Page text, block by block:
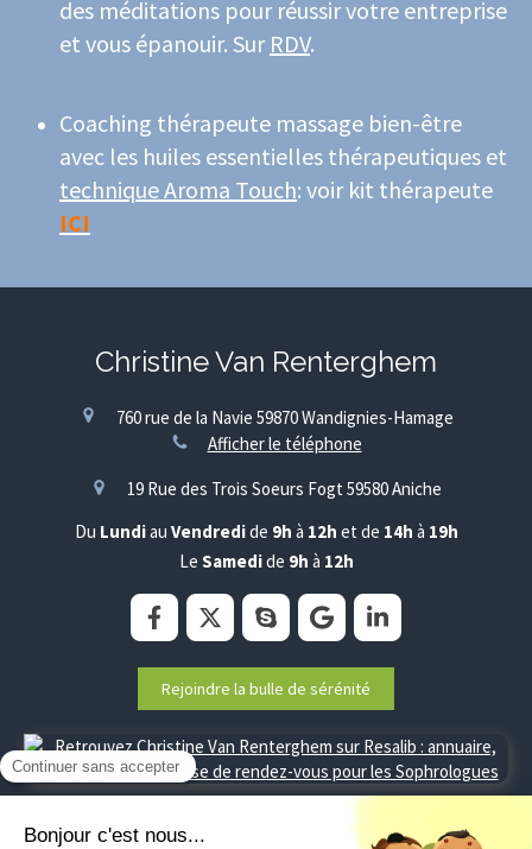
des méditations pour réussir votre entreprise
et vous épanouir. Sur RDV.
Coaching thérapeute massage bien-être
avec les huiles essentielles thérapeutiques et
technique Aroma Touch: voir kit thérapeute
ICI
Christine Van Renterghem
760 rue de la Navie 59870Wandignies-Hamage
Afficher le téléphone
19 Rue des Trois Soeurs Fogt 59580Aniche
Du Lundiau Vendredide 9h à 12h et de 14h à 19h
Le Samedide 9h à 12h
Rejoindre la bulle de sérénité